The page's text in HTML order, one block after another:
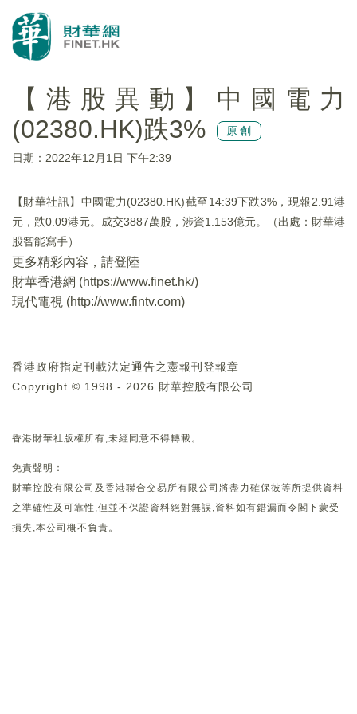
【港股異動】中國電力
(02380.HK)跌3%
原創
日期：2022年12月1日 下午2:39
【財華社訊】中國電力(02380.HK)截至14:39下跌3%，現報2.91港
元，跌0.09港元。成交3887萬股，涉資1.153億元。（出處：財華港
股智能寫手）
更多精彩內容，請登陸
財華香港網 (https://www.finet.hk/)
現代電視 (http://www.fintv.com)
香港政府指定刊載法定通告之憲報刊登報章
Copyright © 1998 - 2026 財華控股有限公司
香港財華社版權所有,未經同意不得轉載。
免責聲明：
財華控股有限公司及香港聯合交易所有限公司將盡力確保彼等所提供資料
之準確性及可靠性,但並不保證資料絕對無誤,資料如有錯漏而令閣下蒙受
損失,本公司概不負責。